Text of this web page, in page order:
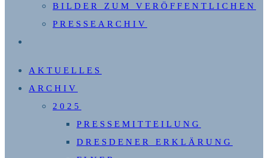
BILDER ZUM VERÖFFENTLICHEN
PRESSEARCHIV
UMSCHALTEN
AKTUELLES
ARCHIV
2025
PRESSEMITTEILUNG
DRESDENER ERKLÄRUNG